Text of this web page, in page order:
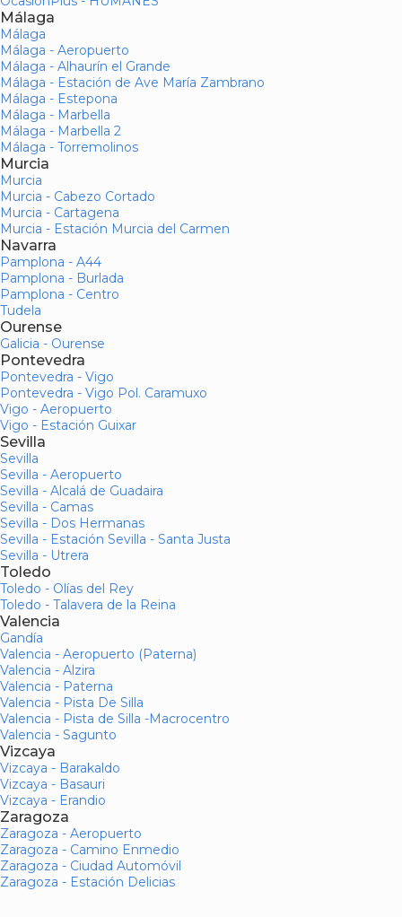
Málaga
Málaga
Málaga - Aeropuerto
Málaga - Alhaurín el Grande
Málaga - Estación de Ave María Zambrano
Málaga - Estepona
Málaga - Marbella
Málaga - Marbella 2
Málaga - Torremolinos
Murcia
Murcia
Murcia - Cabezo Cortado
Murcia - Cartagena
Murcia - Estación Murcia del Carmen
Navarra
Pamplona - A44
Pamplona - Burlada
Pamplona - Centro
Tudela
Ourense
Galicia - Ourense
Pontevedra
Pontevedra - Vigo
Pontevedra - Vigo Pol. Caramuxo
Vigo - Aeropuerto
Vigo - Estación Guixar
Sevilla
Sevilla
Sevilla - Aeropuerto
Sevilla - Alcalá de Guadaira
Sevilla - Camas
Sevilla - Dos Hermanas
Sevilla - Estación Sevilla - Santa Justa
Sevilla - Utrera
Toledo
Toledo - Olías del Rey
Toledo - Talavera de la Reina
Valencia
Gandía
Valencia - Aeropuerto (Paterna)
Valencia - Alzira
Valencia - Paterna
Valencia - Pista De Silla
Valencia - Pista de Silla -Macrocentro
Valencia - Sagunto
Vizcaya
Vizcaya - Barakaldo
Vizcaya - Basauri
Vizcaya - Erandio
Zaragoza
Zaragoza - Aeropuerto
Zaragoza - Camino Enmedio
Zaragoza - Ciudad Automóvil
Zaragoza - Estación Delicias